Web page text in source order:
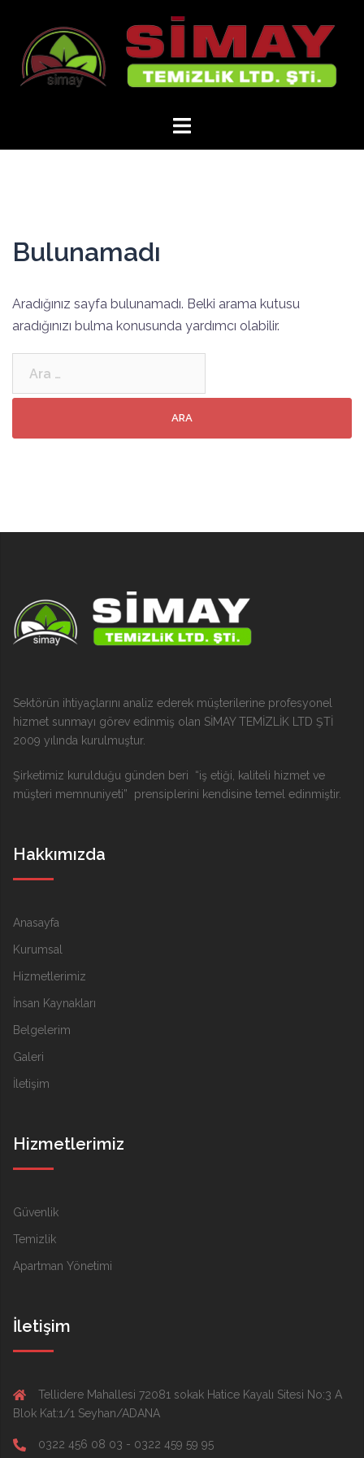
Bulunamadı
Aradığınız sayfa bulunamadı. Belki arama kutusu
aradığınızı bulma konusunda yardımcı olabilir.
Sektörün ihtiyaçlarını analiz ederek müşterilerine profesyonel
hizmet sunmayı görev edinmiş olan SİMAY TEMİZLİK LTD ŞTİ
2009 yılında kurulmuştur.
Şirketimiz kurulduğu günden beri “iş etiği, kaliteli hizmet ve
müşteri memnuniyeti” prensiplerini kendisine temel edinmiştir.
Hakkımızda
Anasayfa
Kurumsal
Hizmetlerimiz
İnsan Kaynakları
Belgelerim
Galeri
İletişim
Hizmetlerimiz
Güvenlik
Temizlik
Apartman Yönetimi
İletişim
Tellidere Mahallesi 72081 sokak Hatice Kayalı Sitesi No:3 A
Blok Kat:1/1 Seyhan/ADANA
0322 456 08 03 - 0322 459 59 95